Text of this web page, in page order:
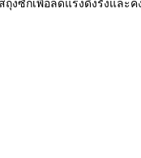
งซักเพื่อลดแรงดึงรั้งและ